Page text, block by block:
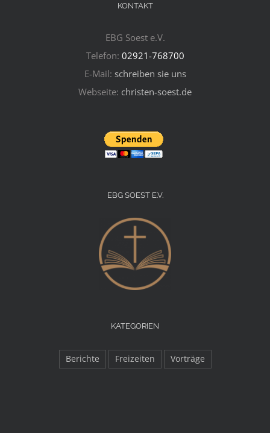
KONTAKT
EBG Soest e.V.
Telefon: 02921-768700
E-Mail: schreiben sie uns
Webseite: christen-soest.de
EBG SOEST E.V.
KATEGORIEN
Berichte Freizeiten Vorträge